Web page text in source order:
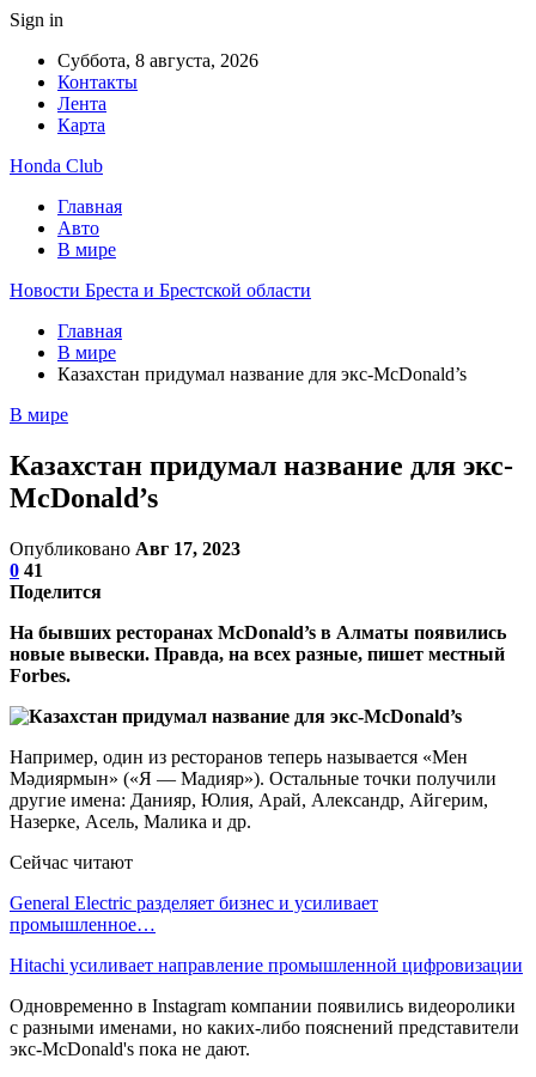
Sign in
Суббота, 8 августа, 2026
Контакты
Лента
Карта
Honda Club
Главная
Авто
В мире
Новости Бреста и Брестской области
Главная
В мире
Казахстан придумал название для экс-McDonald’s
В мире
Казахстан придумал название для экс-
McDonald’s
Опубликовано Авг 17, 2023
0 41
Поделится
На бывших ресторанах McDonald’s в Алматы появились
новые вывески. Правда, на всех разные, пишет местный
Forbes.
Например, один из ресторанов теперь называется «Мен
Мәдиярмын» («Я — Мадияр»). Остальные точки получили
другие имена: Данияр, Юлия, Арай, Александр, Айгерим,
Назерке, Асель, Малика и др.
Сейчас читают
General Electric разделяет бизнес и усиливает
промышленное…
Hitachi усиливает направление промышленной цифровизации
Одновременно в Instagram компании появились видеоролики
с разными именами, но каких-либо пояснений представители
экс-McDonald's пока не дают.